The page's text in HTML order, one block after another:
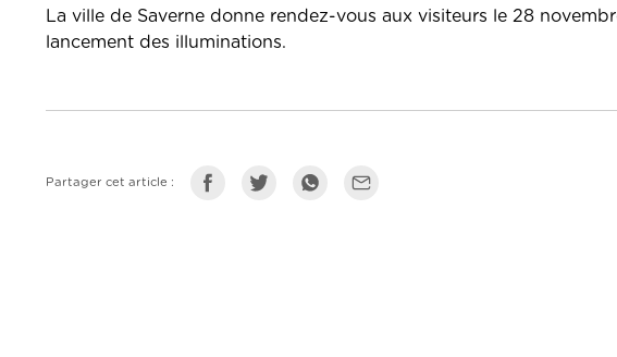
La ville de Saverne donne rendez-vous aux visiteurs le 28
lancement des illuminations.
Partager cet article :